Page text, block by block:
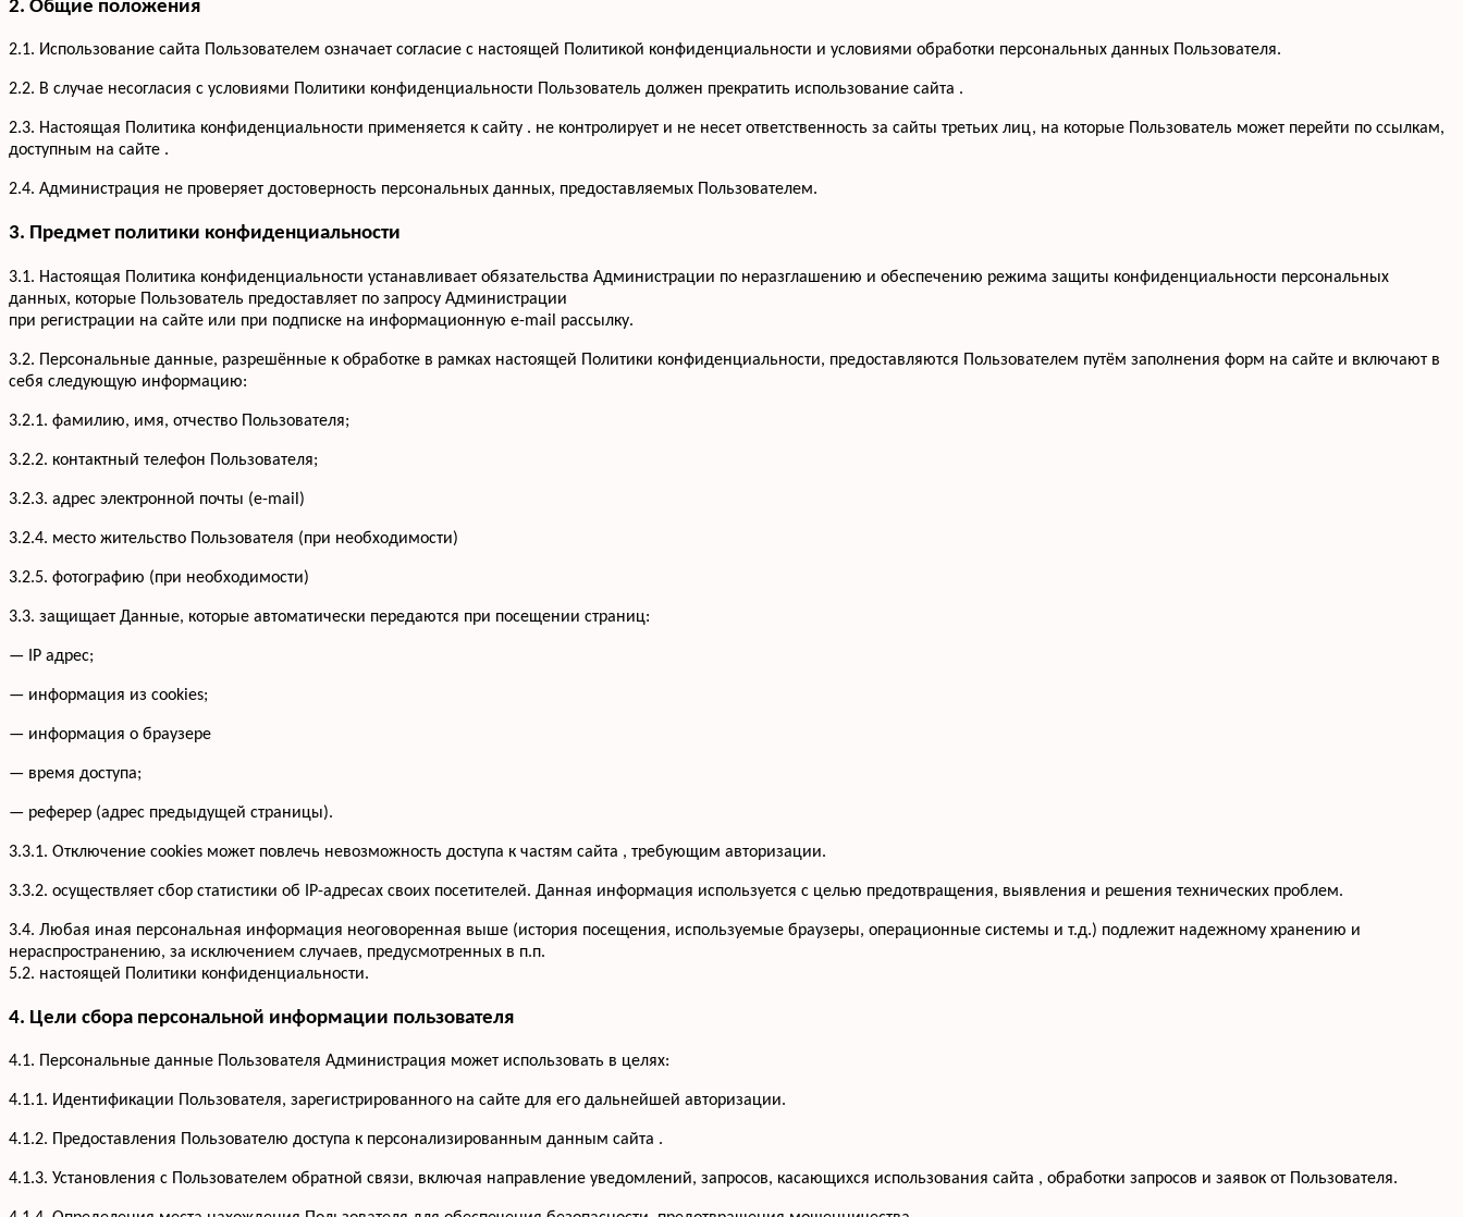
2. Общие положения
2.1. Использование сайта Пользователем означает согласие с настоящей Политикой конфиденциальности и условиями обработки персональных данных Пользователя.
2.2. В случае несогласия с условиями Политики конфиденциальности Пользователь должен прекратить использование сайта .
2.3. Настоящая Политика конфиденциальности применяется к сайту . не контролирует и не несет ответственность за сайты третьих лиц, на которые Пользователь может перейти по ссылкам,
доступным на сайте .
2.4. Администрация не проверяет достоверность персональных данных, предоставляемых Пользователем.
3. Предмет политики конфиденциальности
3.1. Настоящая Политика конфиденциальности устанавливает обязательства Администрации по неразглашению и обеспечению режима защиты конфиденциальности персональных
данных, которые Пользователь предоставляет по запросу Администрации
при регистрации на сайте или при подписке на информационную e-mail рассылку.
3.2. Персональные данные, разрешённые к обработке в рамках настоящей Политики конфиденциальности, предоставляются Пользователем путём заполнения форм на сайте и включают в
себя следующую информацию:
3.2.1. фамилию, имя, отчество Пользователя;
3.2.2. контактный телефон Пользователя;
3.2.3. адрес электронной почты (e-mail)
3.2.4. место жительство Пользователя (при необходимости)
3.2.5. фотографию (при необходимости)
3.3. защищает Данные, которые автоматически передаются при посещении страниц:
— IP адрес;
— информация из cookies;
— информация о браузере
— время доступа;
— реферер (адрес предыдущей страницы).
3.3.1. Отключение cookies может повлечь невозможность доступа к частям сайта , требующим авторизации.
3.3.2. осуществляет сбор статистики об IP-адресах своих посетителей. Данная информация используется с целью предотвращения, выявления и решения технических проблем.
3.4. Любая иная персональная информация неоговоренная выше (история посещения, используемые браузеры, операционные системы и т.д.) подлежит надежному хранению и
нераспространению, за исключением случаев, предусмотренных в п.п.
5.2. настоящей Политики конфиденциальности.
4. Цели сбора персональной информации пользователя
4.1. Персональные данные Пользователя Администрация может использовать в целях:
4.1.1. Идентификации Пользователя, зарегистрированного на сайте для его дальнейшей авторизации.
4.1.2. Предоставления Пользователю доступа к персонализированным данным сайта .
4.1.3. Установления с Пользователем обратной связи, включая направление уведомлений, запросов, касающихся использования сайта , обработки запросов и заявок от Пользователя.